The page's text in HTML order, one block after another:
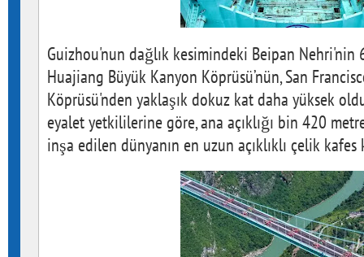
Guizhou'nun dağlık kesimindeki Beipan
Huajiang Büyük Kanyon Köprüsü’nün, San
Köprüsü'nden yaklaşık dokuz kat daha yüksek
eyalet yetkililerine göre, ana açıklığı bin 420
inşa edilen dünyanın en uzun açıklıklı çelik